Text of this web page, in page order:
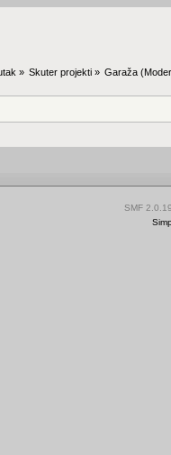
» Skuter projekti» Garaža
SMF